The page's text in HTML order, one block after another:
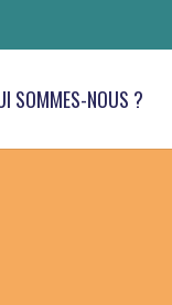
SOMMES-NOUS ?